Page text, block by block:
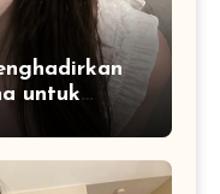
untuk
Angka